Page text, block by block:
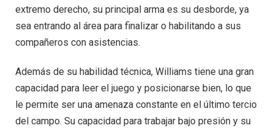
extremo derecho, su principal arma es su desborde, ya
sea entrando al área para finalizar o habilitando a sus
compañeros con asistencias.
Además de su habilidad técnica, Williams tiene una gran
capacidad para leer el juego y posicionarse bien, lo que
le permite ser una amenaza constante en el último tercio
del campo. Su capacidad para trabajar bajo presión y su